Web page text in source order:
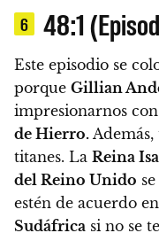
6 48:1
Este episodio se
porque Gillian
impresionarnos
de Hierro.
titanes. La Reina
del Reino Unido
estén de acuerdo
Sudáfrica si no se